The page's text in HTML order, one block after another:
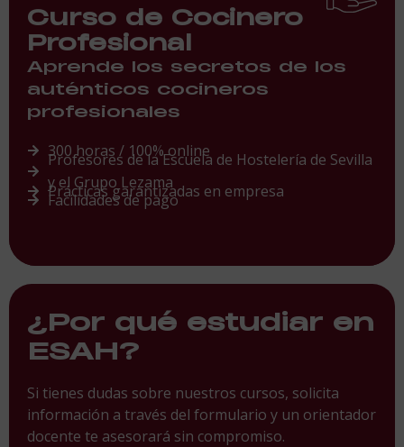
Curso de Cocinero
Profesional
Aprende los secretos de los
auténticos cocineros
profesionales
300 horas / 100% online
Profesores de la Escuela de Hostelería de Sevilla
y el Grupo Lezama
Prácticas garantizadas en empresa
Facilidades de pago
¿Por qué estudiar en
ESAH?
Si tienes dudas sobre nuestros cursos, solicita
información a través del formulario y un orientador
docente te asesorará sin compromiso.